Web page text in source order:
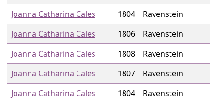
Joanna Catharina Cales
1804
Ravenstein
Joanna Catharina Cales
1806
Ravenstein
Joanna Catharina Cales
1808
Ravenstein
Joanna Catharina Cales
1807
Ravenstein
Joanna Catharina Cales
1804
Ravenstein